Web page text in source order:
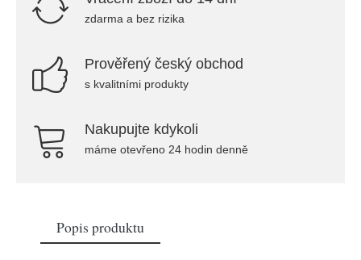
zdarma a bez rizika
Prověřený český obchod
s kvalitními produkty
Nakupujte kdykoli
máme otevřeno 24 hodin denně
Popis produktu